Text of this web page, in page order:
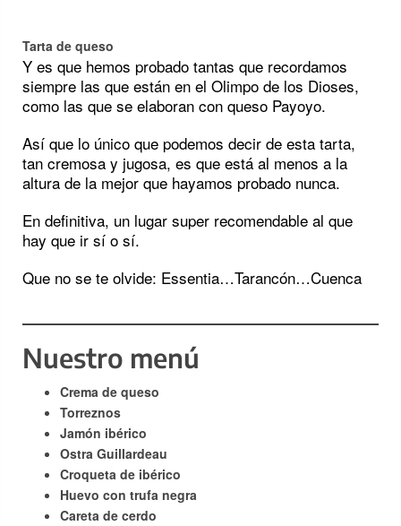
Tarta de queso
Y es que hemos probado tantas que recordamos
siempre las que están en el Olimpo de los Dioses,
como las que se elaboran con queso Payoyo.
Así que lo único que podemos decir de esta tarta,
tan cremosa y jugosa, es que está al menos a la
altura de la mejor que hayamos probado nunca.
En definitiva, un lugar super recomendable al que
hay que ir sí o sí.
Que no se te olvide: Essentia…Tarancón…Cuenca
Nuestro menú
Crema de queso
Torreznos
Jamón ibérico
Ostra Guillardeau
Croqueta de ibérico
Huevo con trufa negra
Careta de cerdo